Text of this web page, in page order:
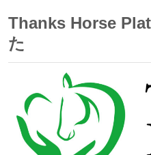
Thanks Horse
た